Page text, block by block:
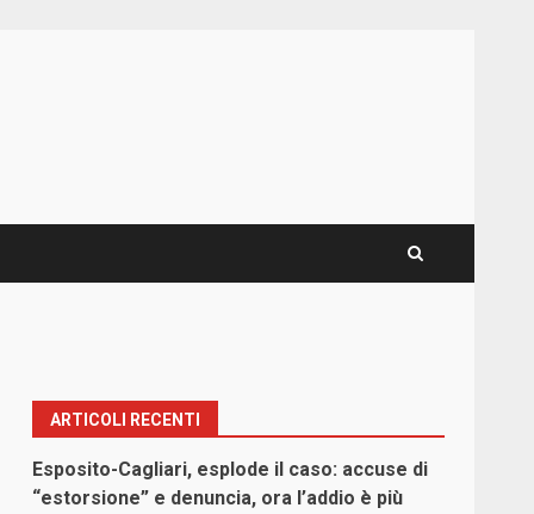
ARTICOLI RECENTI
Esposito-Cagliari, esplode il caso: accuse di
“estorsione” e denuncia, ora l’addio è più